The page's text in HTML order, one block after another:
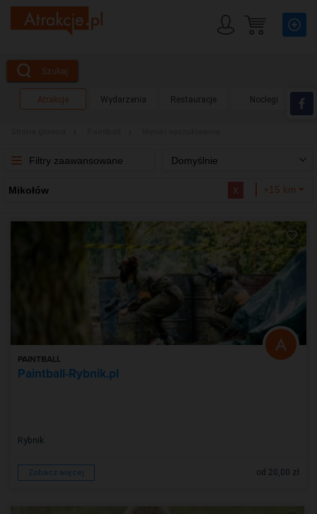
Szukaj
Atrakcje Wydarzenia Restauracje Noclegi
Filtry zaawansowane Domyślnie
Mikołów x +15 km
PAINTBALL
Paintball-Rybnik.pl
Rybnik
Zobacz więcej od 20,00 zł